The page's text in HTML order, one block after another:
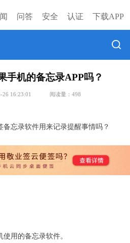
问答 安全 认证 下载APP
手机的备忘录APP吗？
26 16:23:01 阅读量： 498
忘录软件用来记录提醒事情吗？
用的备忘录软件。